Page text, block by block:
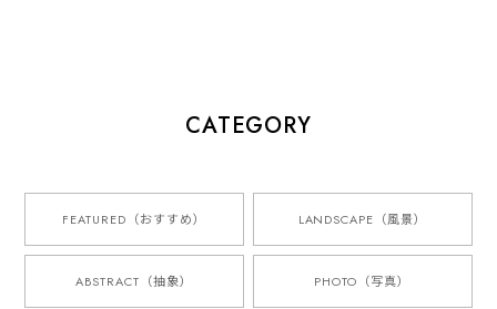
CATEGORY
FEATURED（おすすめ） LANDSCAPE（風景）
ABSTRACT（抽象） PHOTO（写真）